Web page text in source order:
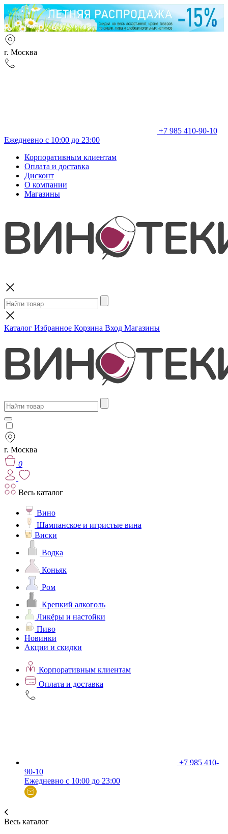
г. Москва
+7 985 410-90-10
Ежедневно с 10:00 до 23:00
Корпоративным клиентам
Оплата и доставка
Дисконт
О компании
Магазины
Каталог Избранное Корзина Вход Магазины
г. Москва
0
Весь каталог
Вино
Шампанское и игристые вина
Виски
Водка
Коньяк
Ром
Крепкий алкоголь
Ликёры и настойки
Пиво
Новинки
Акции и скидки
Корпоративным клиентам
Оплата и доставка
+7 985 410-
90-10
Ежедневно с 10:00 до 23:00
Весь каталог